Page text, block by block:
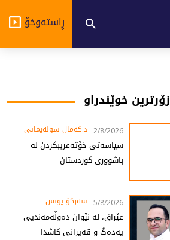
ڕاستەوخۆ
زۆرترین خوێندراو
2/8/2026 د.کەمال سولەیمانی
سیاسەتی خۆتەعریبکردن لە
باشووری کوردستان
5/8/2026 سەرکۆ یونس
عێراق، لە نێوان دەوڵەمەندیی
یەدەگ و قەیرانی کاشدا